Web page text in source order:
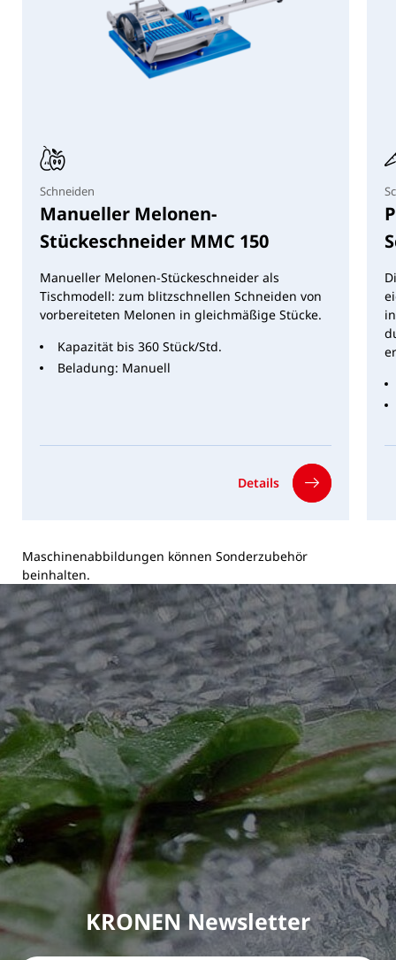
Schneiden
Manueller Melonen-
Stückeschneider MMC 150
Manueller Melonen-Stückeschneider als
Tischmodell: zum blitzschnellen Schneiden von
vorbereiteten Melonen in gleichmäßige Stücke.
Kapazität bis 360 Stück/Std.
Beladung: Manuell
Details
Maschinenabbildungen können Sonderzubehör
beinhalten.
KRONEN Newsletter